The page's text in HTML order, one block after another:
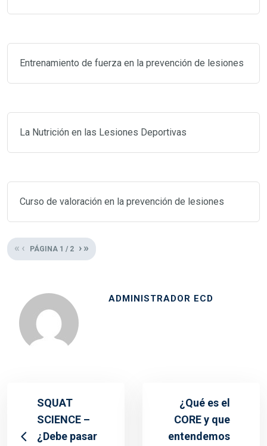
Entrenamiento de fuerza en la prevención de lesiones
La Nutrición en las Lesiones Deportivas
Curso de valoración en la prevención de lesiones
« ‹ ›»
PÁGINA 1 / 2
ADMINISTRADOR ECD
SQUAT
SCIENCE –
¿Debe pasar
¿Qué es el
CORE y que
entendemos